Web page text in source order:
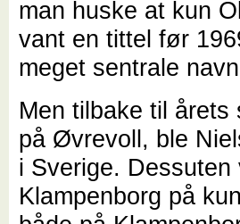
man huske at kun
vant en tittel før
meget sentrale
Men tilbake til
på Øvrevoll, ble
i Sverige.
Klampenborg på